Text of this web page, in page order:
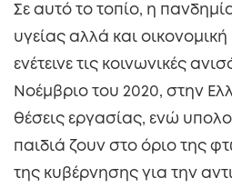
Σε αυτό το τοπίο, η
υγείας αλλά και οικονομική
ενέτεινε τις κοινωνικές
Νοέμβριο του 2020, στην
θέσεις εργασίας, ενώ
παιδιά ζουν στο όριο της
της κυβέρνησης για την